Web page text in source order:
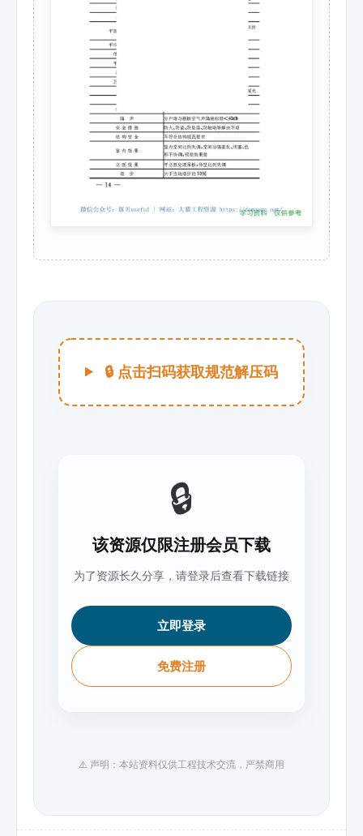
🔒 点击扫码获取规范解压码
🔒
该资源仅限注册会员下载
为了资源长久分享，请登录后查看下载链接
立即登录
免费注册
⚠️ 声明：本站资料仅供工程技术交流，严禁商用